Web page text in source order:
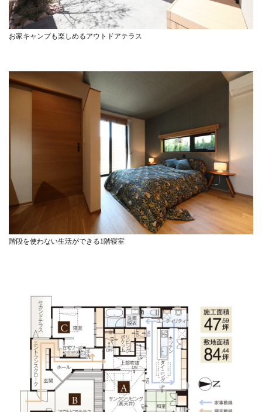
お家キャンプも楽しめるアウトドアテラス
階段を使わない生活ができる1階寝室